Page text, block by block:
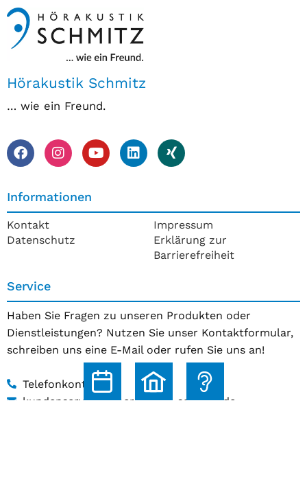
Hörakustik Schmitz
… wie ein Freund.
Informationen
Kontakt
Datenschutz
Impressum
Erklärung zur
Barrierefreiheit
Service
Haben Sie Fragen zu unseren Produkten oder
Dienstleistungen? Nutzen Sie unser Kontaktformular,
schreiben uns eine E-Mail oder rufen Sie uns an!
Telefonkontakt
kundenservice@hoerakustik-schmitz.de